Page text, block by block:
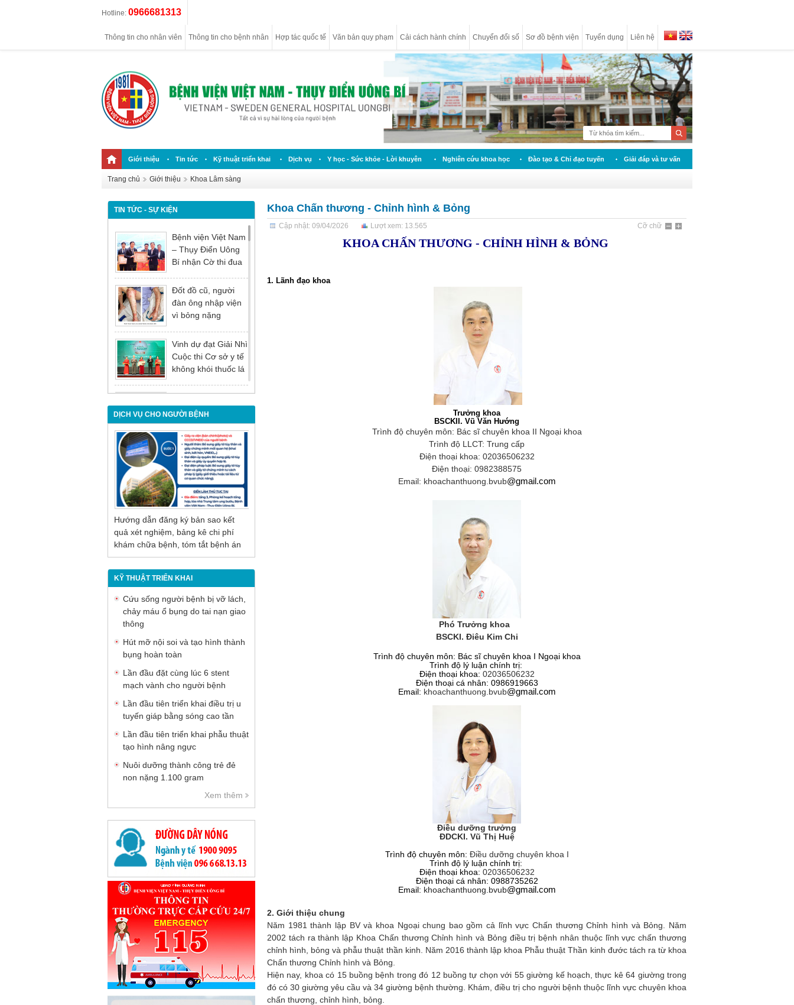
Hotline: 0966681313
Thông tin cho nhân viên Thông tin cho bệnh nhân Hợp tác quốc tế Văn bản quy phạm Cải cách hành chính Chuyển đổi số Sơ đồ bệnh viện Tuyển dụng Liên hệ
Giới thiệu Tin tức Kỹ thuật triển khai Dịch vụ Y học - Sức khỏe - Lời khuyên Nghiên cứu khoa học Đào tạo & Chỉ đạo tuyến Giải đáp và tư vấn
Trang chủ Giới thiệu Khoa Lâm sàng
TIN TỨC - SỰ KIỆN
Bệnh viện Việt Nam
– Thụy Điển Uông
Bí nhận Cờ thi đua
năm 2025 của
Đảng ủy - Ủy ban
nhân dân Tỉnh
Đốt đồ cũ, người
đàn ông nhập viện
vì bỏng nặng
Vinh dự đạt Giải Nhì
Cuộc thi Cơ sở y tế
không khói thuốc lá
rào cản khiến việc
điều trị bị chậm trễ
Nội soi mật tụy
ngược dòng – Giải
pháp tối ưu cho
người bệnh sỏi ống
mật chủ
DỊCH VỤ CHO NGƯỜI BỆNH
Hướng dẫn đăng ký bản sao kết
quả xét nghiệm, bảng kê chi phí
khám chữa bệnh, tóm tắt bệnh án
KỸ THUẬT TRIỂN KHAI
Cứu sống người bệnh bị vỡ lách,
chảy máu ổ bụng do tai nạn giao
thông
Hút mỡ nội soi và tạo hình thành
bụng hoàn toàn
Lần đầu đặt cùng lúc 6 stent
mạch vành cho người bệnh
Lần đầu tiên triển khai điều trị u
tuyến giáp bằng sóng cao tần
Lần đầu tiên triển khai phẫu thuật
tạo hình nâng ngực
Nuôi dưỡng thành công trẻ đẻ
non nặng 1.100 gram
Xem thêm
Khoa Chấn thương - Chỉnh hình & Bỏng
Cập nhật: 09/04/2026 Lượt xem: 13.565 Cỡ chữ
KHOA CHẤN THƯƠNG - CHỈNH HÌNH & BỎNG
1. Lãnh đạo khoa
Trưởng khoa
BSCKII. Vũ Văn Hướng
Trình độ chuyên môn: Bác sĩ chuyên khoa II Ngoại khoa
Trình độ LLCT: Trung cấp
Điện thoại khoa: 02036506232
Điện thoại: 0982388575
Email: khoachanthuong.bvub@gmail.com
Phó Trưởng khoa
BSCKI. Điêu Kim Chi
Trình độ chuyên môn: Bác sĩ chuyên khoa I Ngoại khoa
Trình độ lý luận chính trị:
Điện thoại khoa: 02036506232
Điện thoại cá nhân: 0986919663
Email: khoachanthuong.bvub@gmail.com
Điều dưỡng trưởng
ĐDCKI. Vũ Thị Huệ
Trình độ chuyên môn: Điều dưỡng chuyên khoa I
Trình độ lý luận chính trị:
Điện thoại khoa: 02036506232
Điện thoại cá nhân: 0988735262
Email: khoachanthuong.bvub@gmail.com
2. Giới thiệu chung
Năm 1981 thành lập BV và khoa Ngoại chung bao gồm cả lĩnh vực Chấn thương Chỉnh hình và Bỏng. Năm
2002 tách ra thành lập Khoa Chấn thương Chỉnh hình và Bỏng điều trị bệnh nhân thuộc lĩnh vực chấn thương
chỉnh hình, bỏng và phẫu thuật thần kinh. Năm 2016 thành lập khoa Phẫu thuật Thần kinh đước tách ra từ khoa
Chấn thương Chỉnh hình và Bỏng.
Hiện nay, khoa có 15 buồng bệnh trong đó 12 buồng tự chọn với 55 giường kế hoạch, thực kê 64 giường trong
đó có 30 giường yêu cầu và 34 giường bệnh thường. Khám, điều trị cho người bệnh thuộc lĩnh vực chuyên khoa
chấn thương, chỉnh hình, bỏng.